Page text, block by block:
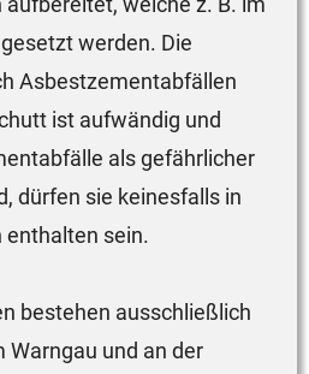
werden. Die
Asbestzementabfällen
ist aufwändig und
als gefährlicher
dürfen sie keinesfalls in
enthalten sein.
bestehen ausschließlich
und an der